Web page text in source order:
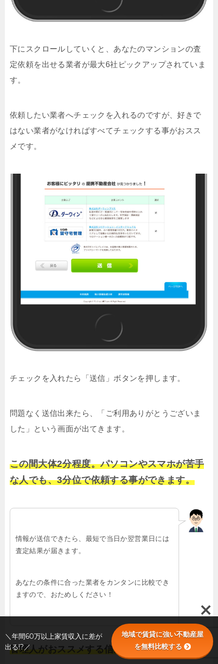
下にスクロールしていくと、あなたのマンションの査
定依頼を出せる業者が最大6社ピックアップされていま
す。
依頼したい業者へチェックを入れるのですが、好きで
はない業者がなければすべてチェックする事がおスス
メです。
チェックを入れたら「送信」ボタンを押します。
問題なく送信出来たら、「ご利用ありがとうございま
した」という画面が出てきます。
この間大体2分程度。パソコンやスマホが苦手
な人でも、3分位で依頼する事ができます。
情報が送信できたら、最短で当日か翌営業日には
査定結果が届きます。
あなたの条件に合った業者をカンタンに比較でき
ますので、おためしください！
管理人がおススメする信頼できる業者を探せる
＼年間60万以上家賃収入に差が
出る!?／
地域で賃貸に強い不動産屋
を無料比較する